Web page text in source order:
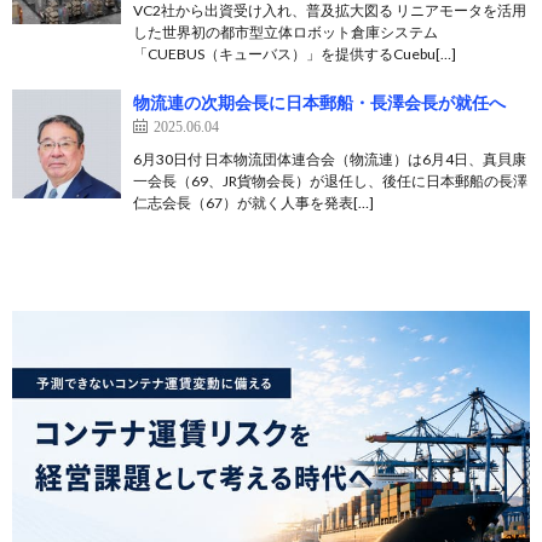
VC2社から出資受け入れ、普及拡大図る リニアモータを活用
した世界初の都市型立体ロボット倉庫システム
「CUEBUS（キューバス）」を提供するCuebu[…]
物流連の次期会長に日本郵船・長澤会長が就任へ
2025.06.04
6月30日付 日本物流団体連合会（物流連）は6月4日、真貝康
一会長（69、JR貨物会長）が退任し、後任に日本郵船の長澤
仁志会長（67）が就く人事を発表[…]